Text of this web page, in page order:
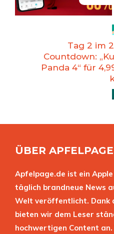
Tag 2 im
Countdown:
Panda 4“ für
ÜBER
Apfelpage.de ist ein
täglich brandneue News
Welt veröffentlicht. Dank
bieten wir dem Leser
hochwertigen Content